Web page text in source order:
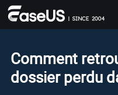
Comment
dossier perdu